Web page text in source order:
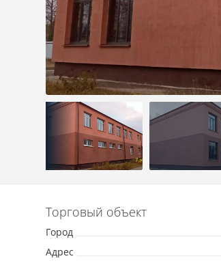
Торговый объект
Город
Адрес